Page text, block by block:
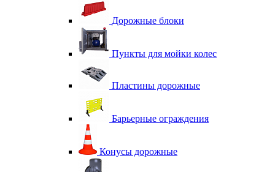
Дорожные блоки
Пункты для мойки колес
Пластины дорожные
Барьерные ограждения
Конусы дорожные